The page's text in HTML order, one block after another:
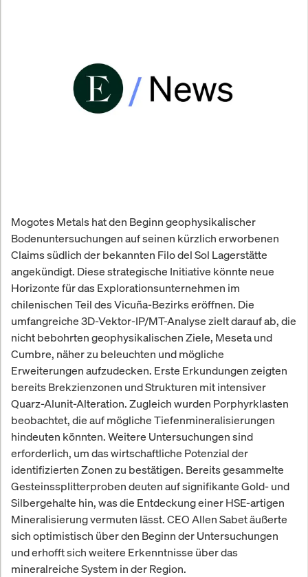
Mogotes Metals hat den Beginn geophysikalischer
Bodenuntersuchungen auf seinen kürzlich erworbenen
Claims südlich der bekannten Filo del Sol Lagerstätte
angekündigt. Diese strategische Initiative könnte neue
Horizonte für das Explorationsunternehmen im
chilenischen Teil des Vicuña-Bezirks eröffnen. Die
umfangreiche 3D-Vektor-IP/MT-Analyse zielt darauf ab, die
nicht bebohrten geophysikalischen Ziele, Meseta und
Cumbre, näher zu beleuchten und mögliche
Erweiterungen aufzudecken. Erste Erkundungen zeigten
bereits Brekzienzonen und Strukturen mit intensiver
Quarz-Alunit-Alteration. Zugleich wurden Porphyrklasten
beobachtet, die auf mögliche Tiefenmineralisierungen
hindeuten könnten. Weitere Untersuchungen sind
erforderlich, um das wirtschaftliche Potenzial der
identifizierten Zonen zu bestätigen. Bereits gesammelte
Gesteinssplitterproben deuten auf signifikante Gold- und
Silbergehalte hin, was die Entdeckung einer HSE-artigen
Mineralisierung vermuten lässt. CEO Allen Sabet äußerte
sich optimistisch über den Beginn der Untersuchungen
und erhofft sich weitere Erkenntnisse über das
mineralreiche System in der Region.